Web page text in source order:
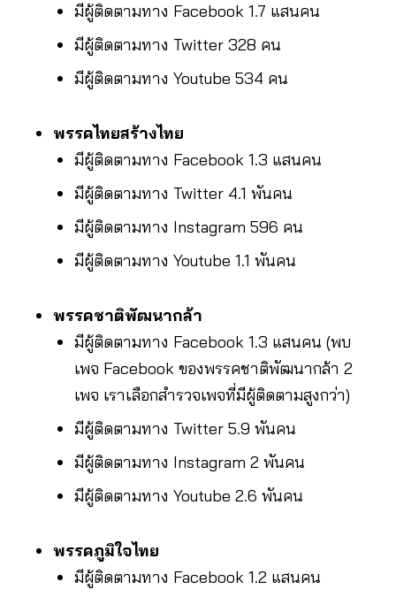
มีผู้ติดตามทาง Facebook 1.7 แสนคน
มีผู้ติดตามทาง Twitter 328 คน
มีผู้ติดตามทาง Youtube 534 คน
พรรคไทยสร้างไทย
มีผู้ติดตามทาง Facebook 1.3 แสนคน
มีผู้ติดตามทาง Twitter 4.1 พันคน
มีผู้ติดตามทาง Instagram 596 คน
มีผู้ติดตามทาง Youtube 1.1 พันคน
พรรคชาติพัฒนากล้า
มีผู้ติดตามทาง Facebook 1.3 แสนคน (พบ
เพจ Facebook ของพรรคชาติพัฒนากล้า 2
เพจ เราเลือกสำรวจเพจที่มีผู้ติดตามสูงกว่า)
มีผู้ติดตามทาง Twitter 5.9 พันคน
มีผู้ติดตามทาง Instagram 2 พันคน
มีผู้ติดตามทาง Youtube 2.6 พันคน
พรรคภูมิใจไทย
มีผู้ติดตามทาง Facebook 1.2 แสนคน